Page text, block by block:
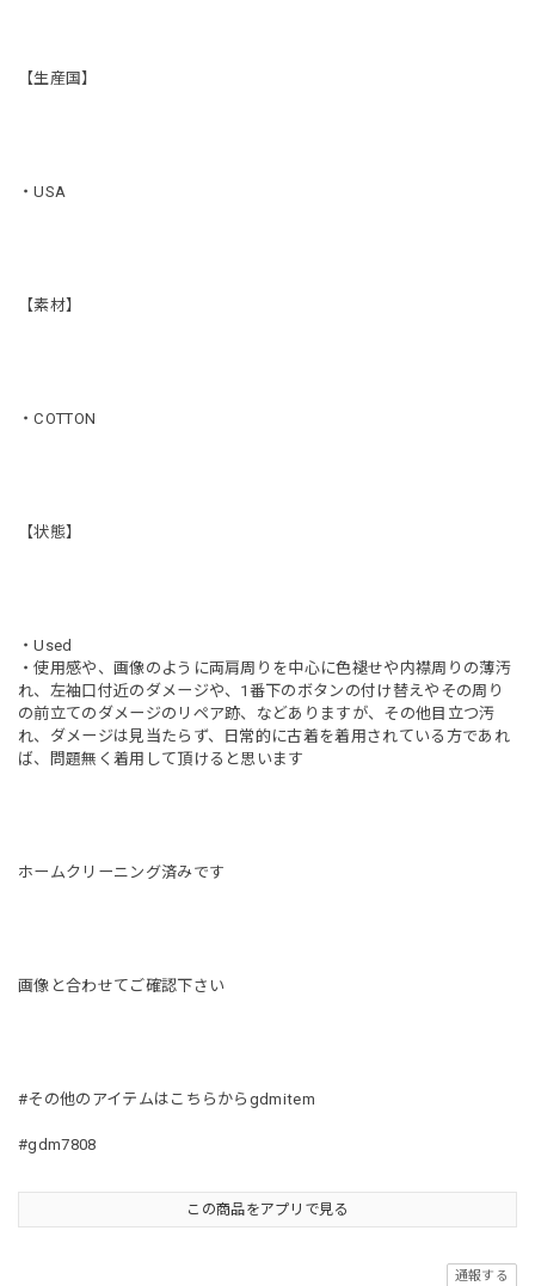
【生産国】
・USA
【素材】
・COTTON
【状態】
・Used
・使用感や、画像のように両肩周りを中心に色褪せや内襟周りの薄汚
れ、左袖口付近のダメージや、1番下のボタンの付け替えやその周り
の前立てのダメージのリペア跡、などありますが、その他目立つ汚
れ、ダメージは見当たらず、日常的に古着を着用されている方であれ
ば、問題無く着用して頂けると思います
ホームクリーニング済みです
画像と合わせてご確認下さい
#その他のアイテムはこちらからgdmitem
#gdm7808
この商品をアプリで見る
通報する